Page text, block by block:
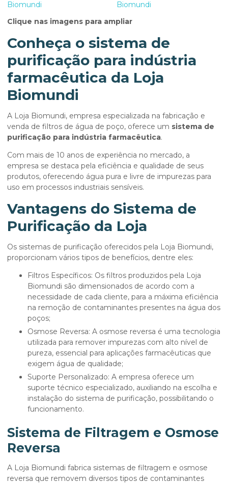
Clique nas imagens para ampliar
Conheça o sistema de
purificação para indústria
farmacêutica da Loja
Biomundi
A Loja Biomundi, empresa especializada na fabricação e
venda de filtros de água de poço, oferece um sistema de
purificação para indústria farmacêutica.
Com mais de 10 anos de experiência no mercado, a
empresa se destaca pela eficiência e qualidade de seus
produtos, oferecendo água pura e livre de impurezas para
uso em processos industriais sensíveis.
Vantagens do Sistema de
Purificação da Loja
Os sistemas de purificação oferecidos pela Loja Biomundi,
proporcionam vários tipos de benefícios, dentre eles:
Filtros Específicos: Os filtros produzidos pela Loja
Biomundi são dimensionados de acordo com a
necessidade de cada cliente, para a máxima eficiência
na remoção de contaminantes presentes na água dos
poços;
Osmose Reversa: A osmose reversa é uma tecnologia
utilizada para remover impurezas com alto nível de
pureza, essencial para aplicações farmacêuticas que
exigem água de qualidade;
Suporte Personalizado: A empresa oferece um
suporte técnico especializado, auxiliando na escolha e
instalação do sistema de purificação, possibilitando o
funcionamento.
Sistema de Filtragem e Osmose
Reversa
A Loja Biomundi fabrica sistemas de filtragem e osmose
reversa que removem diversos tipos de contaminantes